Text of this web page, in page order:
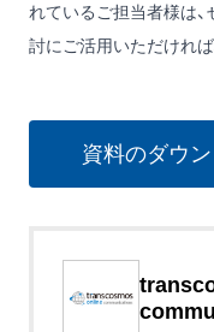
れているご担当者様は
討にご活用いただければ
資料のダウン